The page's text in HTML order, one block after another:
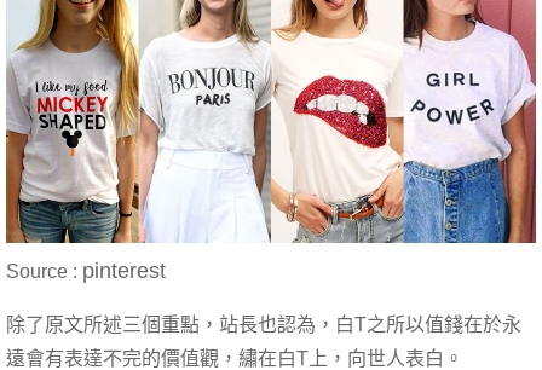
Source : pinterest
除了原文所述三個重點，站長也認為，白T之所以值錢在於永
遠會有表達不完的價值觀，繡在白T上，向世人表白。